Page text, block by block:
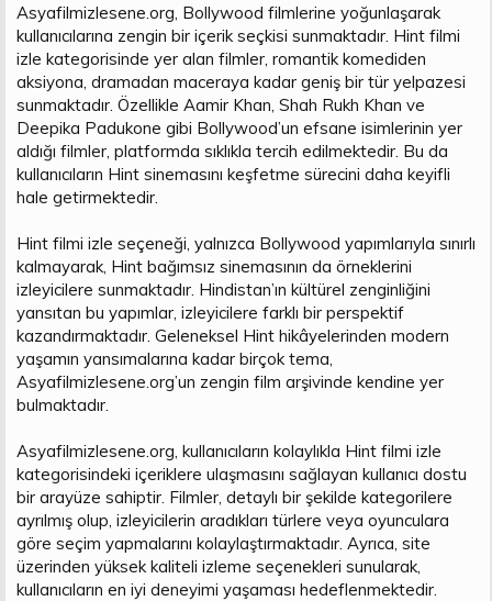
Asyafilmizlesene.org, Bollywood filmlerine yoğunlaşarak
kullanıcılarına zengin bir içerik seçkisi sunmaktadır. Hint filmi
izle kategorisinde yer alan filmler, romantik komediden
aksiyona, dramadan maceraya kadar geniş bir tür yelpazesi
sunmaktadır. Özellikle Aamir Khan, Shah Rukh Khan ve
Deepika Padukone gibi Bollywood’un efsane isimlerinin yer
aldığı filmler, platformda sıklıkla tercih edilmektedir. Bu da
kullanıcıların Hint sinemasını keşfetme sürecini daha keyifli
hale getirmektedir.
Hint filmi izle seçeneği, yalnızca Bollywood yapımlarıyla sınırlı
kalmayarak, Hint bağımsız sinemasının da örneklerini
izleyicilere sunmaktadır. Hindistan’ın kültürel zenginliğini
yansıtan bu yapımlar, izleyicilere farklı bir perspektif
kazandırmaktadır. Geleneksel Hint hikâyelerinden modern
yaşamın yansımalarına kadar birçok tema,
Asyafilmizlesene.org’un zengin film arşivinde kendine yer
bulmaktadır.
Asyafilmizlesene.org, kullanıcıların kolaylıkla Hint filmi izle
kategorisindeki içeriklere ulaşmasını sağlayan kullanıcı dostu
bir arayüze sahiptir. Filmler, detaylı bir şekilde kategorilere
ayrılmış olup, izleyicilerin aradıkları türlere veya oyunculara
göre seçim yapmalarını kolaylaştırmaktadır. Ayrıca, site
üzerinden yüksek kaliteli izleme seçenekleri sunularak,
kullanıcıların en iyi deneyimi yaşaması hedeflenmektedir.